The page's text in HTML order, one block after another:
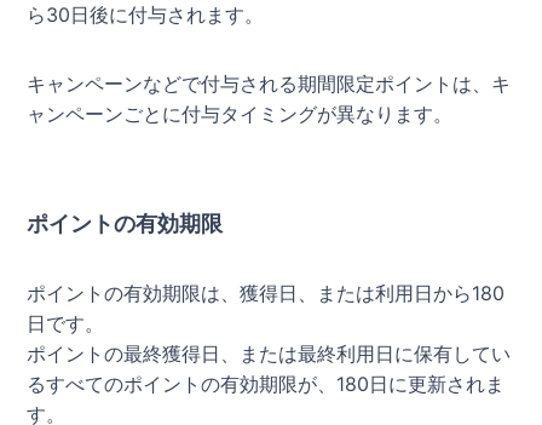
ら30日後に付与されます。
キャンペーンなどで付与される期間限定ポイントは、キ
ャンペーンごとに付与タイミングが異なります。
ポイントの有効期限
ポイントの有効期限は、獲得日、または利用日から180
日です。
ポイントの最終獲得日、または最終利用日に保有してい
るすべてのポイントの有効期限が、180日に更新されま
す。